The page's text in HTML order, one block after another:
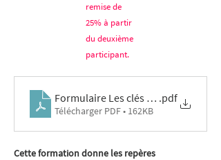
remise de
25% à partir
du deuxième
participant.
Formulaire Les clés 04-12-25
.pdf
Télécharger PDF • 162KB
Cette formation donne les repères